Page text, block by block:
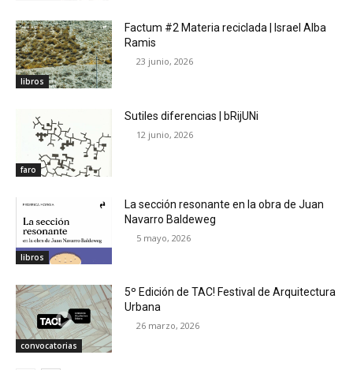
libros
Factum #2 Materia reciclada | Israel Alba
Ramis
23 junio, 2026
faro
Sutiles diferencias | bRijUNi
12 junio, 2026
libros
La sección resonante en la obra de Juan
Navarro Baldeweg
5 mayo, 2026
convocatorias
5º Edición de TAC! Festival de Arquitectura
Urbana
26 marzo, 2026